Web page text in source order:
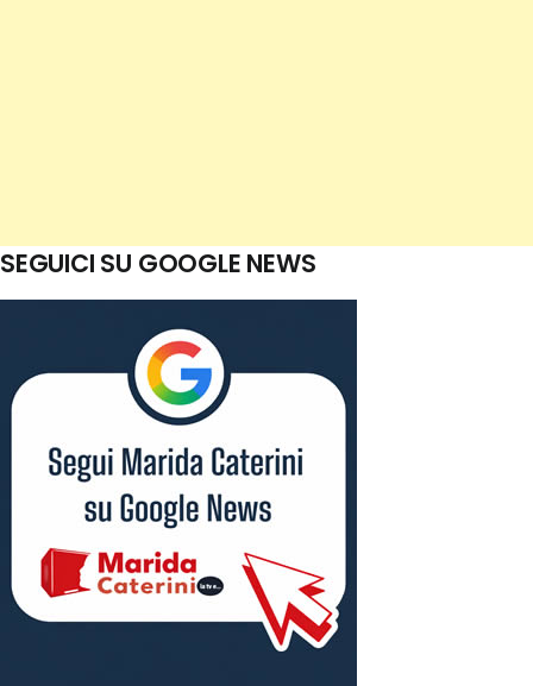
SEGUICI SU GOOGLE NEWS